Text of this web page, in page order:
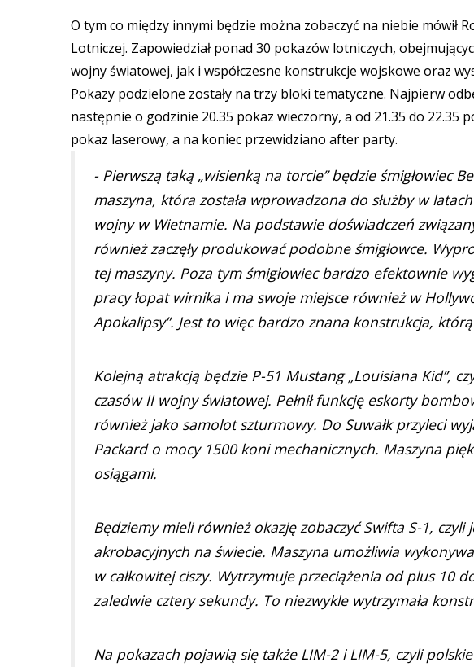
O tym co między innymi będzie można zobaczyć na niebie mówił
Lotniczej. Zapowiedział ponad 30 pokazów lotniczych,
wojny światowej, jak i współczesne konstrukcje wojskowe oraz
Pokazy podzielone zostały na trzy bloki tematyczne. Najpierw
następnie o godzinie 20.35 pokaz wieczorny, a od 21.35 do 22.35
pokaz laserowy, a na koniec przewidziano after party.
- Pierwszą taką „wisienką na torcie” będzie śmigłowiec
maszyna, która została wprowadzona do służby w
wojny w Wietnamie. Na podstawie doświadczeń
również zaczęły produkować podobne śmigłowce.
tej maszyny. Poza tym śmigłowiec bardzo efektownie
pracy łopat wirnika i ma swoje miejsce również w
Apokalipsy”. Jest to więc bardzo znana konstrukcja,
Kolejną atrakcją będzie P-51 Mustang „Louisiana Kid”,
czasów II wojny światowej. Pełnił funkcję eskorty
również jako samolot szturmowy. Do Suwałk przyleci
Packard o mocy 1500 koni mechanicznych. Maszyna
osiągami.
Będziemy mieli również okazję zobaczyć Swifta S-1,
akrobacyjnych na świecie. Maszyna umożliwia
w całkowitej ciszy. Wytrzymuje przeciążenia od plus 10
zaledwie cztery sekundy. To niezwykle wytrzymała
Na pokazach pojawią się także LIM-2 i LIM-5, czyli